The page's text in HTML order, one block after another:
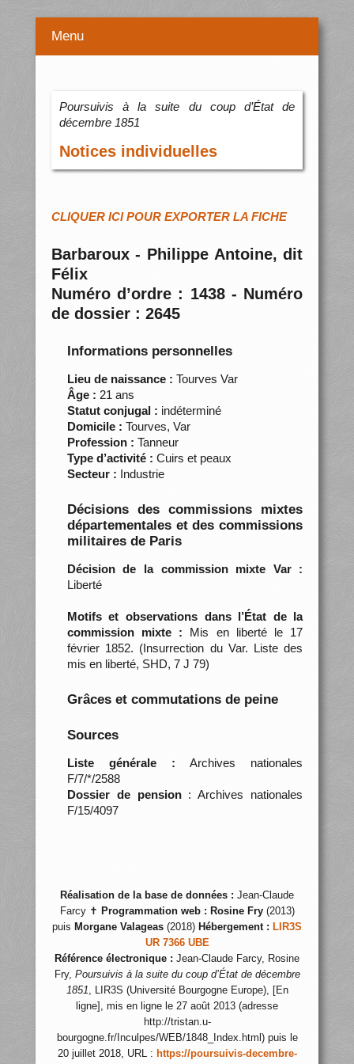
Menu
Poursuivis à la suite du coup d’État de
décembre 1851
Notices individuelles
CLIQUER ICI POUR EXPORTER LA FICHE
Barbaroux - Philippe Antoine, dit
Félix
Numéro d’ordre : 1438 - Numéro
de dossier : 2645
Informations personnelles
Lieu de naissance : Tourves Var
Âge : 21 ans
Statut conjugal : indéterminé
Domicile : Tourves, Var
Profession : Tanneur
Type d’activité : Cuirs et peaux
Secteur : Industrie
Décisions des commissions mixtes
départementales et des commissions
militaires de Paris
Décision de la commission mixte Var :
Liberté
Motifs et observations dans l’État de la
commission mixte : Mis en liberté le 17
février 1852. (Insurrection du Var. Liste des
mis en liberté, SHD, 7 J 79)
Grâces et commutations de peine
Sources
Liste générale : Archives nationales
F/7/*/2588
Dossier de pension: Archives nationales
F/15/4097
Réalisation de la base de données : Jean-Claude
Farcy ✝ Programmation web : Rosine Fry(2013)
puis Morgane Valageas (2018) Hébergement : LIR3S
UR 7366 UBE
Référence électronique : Jean-Claude Farcy, Rosine
Fry, Poursuivis à la suite du coup d’État de décembre
1851, LIR3S (Université Bourgogne Europe), [En
ligne], mis en ligne le 27 août 2013 (adresse
http://tristan.u-
bourgogne.fr/Inculpes/WEB/1848_Index.html) puis le
20 juillet 2018, URL : https://poursuivis-decembre-